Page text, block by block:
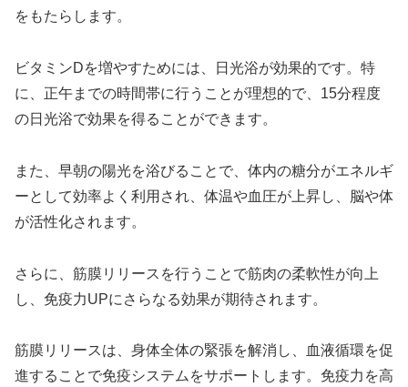
をもたらします。
ビタミンDを増やすためには、日光浴が効果的です。特
に、正午までの時間帯に行うことが理想的で、15分程度
の日光浴で効果を得ることができます。
また、早朝の陽光を浴びることで、体内の糖分がエネルギ
ーとして効率よく利用され、体温や血圧が上昇し、脳や体
が活性化されます。
さらに、筋膜リリースを行うことで筋肉の柔軟性が向上
し、免疫力UPにさらなる効果が期待されます。
筋膜リリースは、身体全体の緊張を解消し、血液循環を促
進することで免疫システムをサポートします。免疫力を高